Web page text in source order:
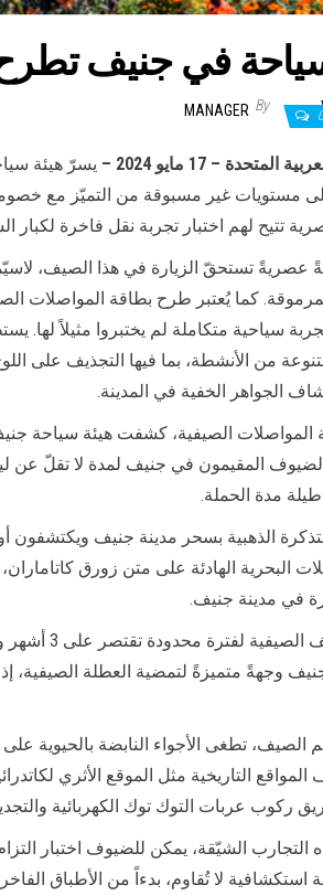
في جنيف تطرح
0
By
MANAGER
المتحدة – 17 مايو 2024 –
إلى مستويات غير مسبوقة من التميّز مع
تتيح لهم اختبار تجربة نقل فاخرة لكبار الشخصيات
من الأنشطة، بما فيها التجذيف على
الجواهر الخفية في المدينة.
المواصلات الصيفية، كشفت هيئة سياحة
مدة الحملة.
الذهبية بسحر مدينة جنيف ويكتشفون
البحرية الهادئة على متن زورق
في مدينة جنيف.
وجهةً متميزةً لتمضية العطلة الصيفية،
تطغى الأجواء النابضة بالحيوية على
المواقع التاريخية مثل الموقع الأثري
ركوب عربات التوك توك الكهربائية
التجارب الشيّقة، يمكن للضيوف اختبار
استكشافية لا تُقاوم، بدءاً من الأطباق